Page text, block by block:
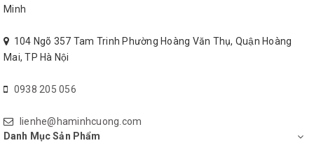
Minh
104 Ngõ 357 Tam Trinh Phường Hoàng Văn Thụ, Quận Hoàng
Mai, TP Hà Nội
0938 205 056
lienhe@haminhcuong.com
Danh Mục Sản Phẩm